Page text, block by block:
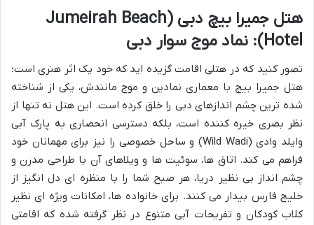
هتل جمیرا بیچ دبی (Jumeirah Beach
Hotel): نماد موج سوار دبی
تصور کنید که در هتلی اقامت گزیده اید که خود یک اثر هنری است؛
هتل جمیرا بیچ با معماری نمادین و موج مانندش، یکی از شناخته
شده ترین چشم اندازهای دبی را خلق کرده است. این هتل نه تنها از
نظر بصری خیره کننده است، بلکه دسترسی انحصاری به پارک آبی
وایلد وادی (Wild Wadi) و ساحل خصوصی را نیز برای مهمانان خود
فراهم می کند. اتاق ها، سوئیت ها و ویلاهای آن با طراحی مدرن و
چشم انداز بی نظیر دریا، هر صبح شما را با منظره ای دل انگیز از
خلیج فارس بیدار می کنند. برای خانواده ها، امکانات ویژه ای نظیر
کلاب کودکان و تفریحات آبی متنوع در نظر گرفته شده که اقامتی